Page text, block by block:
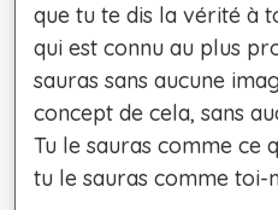
que tu te dis la vérité à
qui est connu au plus
sauras sans aucune
concept de cela, sans
Tu le sauras comme ce
tu le sauras comme toi-